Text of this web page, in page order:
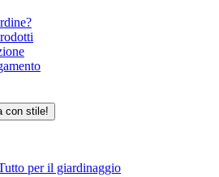
per il giardinaggio